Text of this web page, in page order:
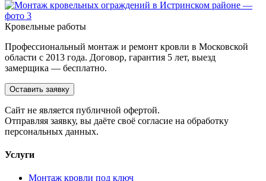
Кровельные работы
Профессиональный монтаж и ремонт кровли в Московской
области с 2013 года. Договор, гарантия 5 лет, выезд
замерщика — бесплатно.
Оставить заявку
Cайт не является публичной офертой.
Отправляя заявку, вы даёте своё согласие на обработку
персональных данных.
Услуги
Монтаж кровли под ключ